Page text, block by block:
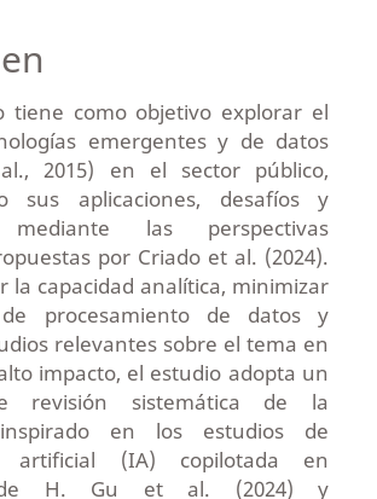
tiene como objetivo explorar el
emergentes y de datos
2015) en el sector público,
sus aplicaciones, desafíos y
mediante las perspectivas
por Criado et al. (2024).
la capacidad analítica, minimizar
procesamiento de datos y
relevantes sobre el tema en
impacto, el estudio adopta un
revisión sistemática de la
en los estudios de
artificial (IA) copilotada en
de H. Gu et al. (2024) y